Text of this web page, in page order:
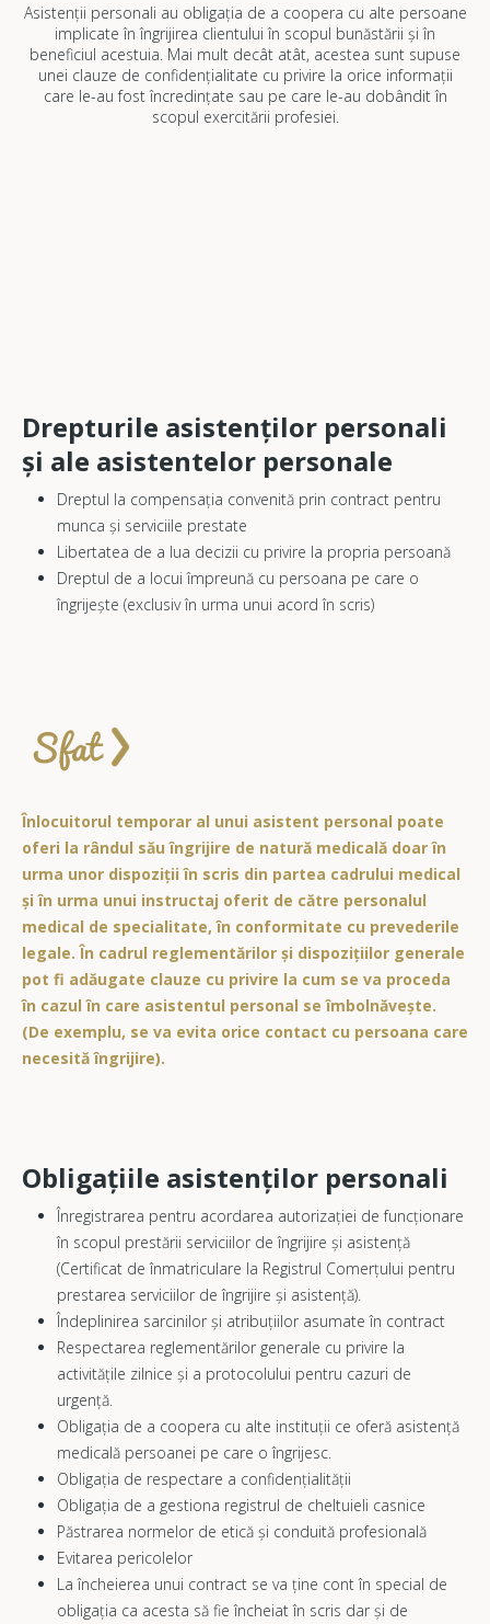
Asistenții personali au obligația de a coopera cu alte persoane
implicate în îngrijirea clientului în scopul bunăstării și în
beneficiul acestuia. Mai mult decât atât, acestea sunt supuse
unei clauze de confidențialitate cu privire la orice informații
care le-au fost încredințate sau pe care le-au dobândit în
scopul exercitării profesiei.
Drepturile asistenților personali
și ale asistentelor personale
Dreptul la compensația convenită prin contract pentru
munca și serviciile prestate
Libertatea de a lua decizii cu privire la propria persoană
Dreptul de a locui împreună cu persoana pe care o
îngrijește (exclusiv în urma unui acord în scris)
Înlocuitorul temporar al unui asistent personal poate
oferi la rândul său îngrijire de natură medicală doar în
urma unor dispoziții în scris din partea cadrului medical
și în urma unui instructaj oferit de către personalul
medical de specialitate, în conformitate cu prevederile
legale. În cadrul reglementărilor și dispozițiilor generale
pot fi adăugate clauze cu privire la cum se va proceda
în cazul în care asistentul personal se îmbolnăvește.
(De exemplu, se va evita orice contact cu persoana care
necesită îngrijire).
Obligațiile asistenților personali
Înregistrarea pentru acordarea autorizației de funcționare
în scopul prestării serviciilor de îngrijire și asistență
(Certificat de înmatriculare la Registrul Comerțului pentru
prestarea serviciilor de îngrijire și asistență).
Îndeplinirea sarcinilor și atribuțiilor asumate în contract
Respectarea reglementărilor generale cu privire la
activitățile zilnice și a protocolului pentru cazuri de
urgență.
Obligația de a coopera cu alte instituții ce oferă asistență
medicală persoanei pe care o îngrijesc.
Obligația de respectare a confidențialității
Obligația de a gestiona registrul de cheltuieli casnice
Păstrarea normelor de etică și conduită profesională
Evitarea pericolelor
La încheierea unui contract se va ține cont în special de
obligația ca acesta să fie încheiat în scris dar și de